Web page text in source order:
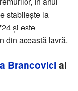
stabilește la
și este
din această lavră.
Brancovici al